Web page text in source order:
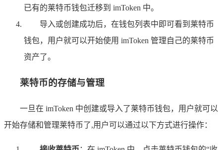
已有的莱特币钱包迁移到 imToken 中。
导入或创建成功后，在钱包列表中即可看到莱特币
钱包，用户就可以开始使用 imToken 管理自己的莱特币
资产了。
莱特币的存储与管理
一旦在 imToken 中创建或导入了莱特币钱包，用户就可以
开始存储和管理莱特币了,用户可以通过以下方式进行操作：